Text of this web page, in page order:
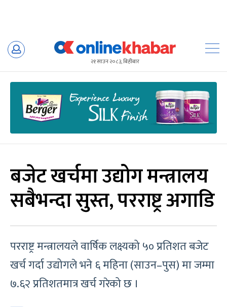
Skip
२१ साउन २०८३, बिहीबार
बजेट खर्चमा उद्योग मन्त्रालय
सबैभन्दा सुस्त, परराष्ट्र अगाडि
परराष्ट्र मन्त्रालयले वार्षिक लक्ष्यको ५० प्रतिशत बजेट
खर्च गर्दा उद्योगले भने ६ महिना (साउन–पुस) मा जम्मा
७.६२ प्रतिशतमात्र खर्च गरेको छ ।